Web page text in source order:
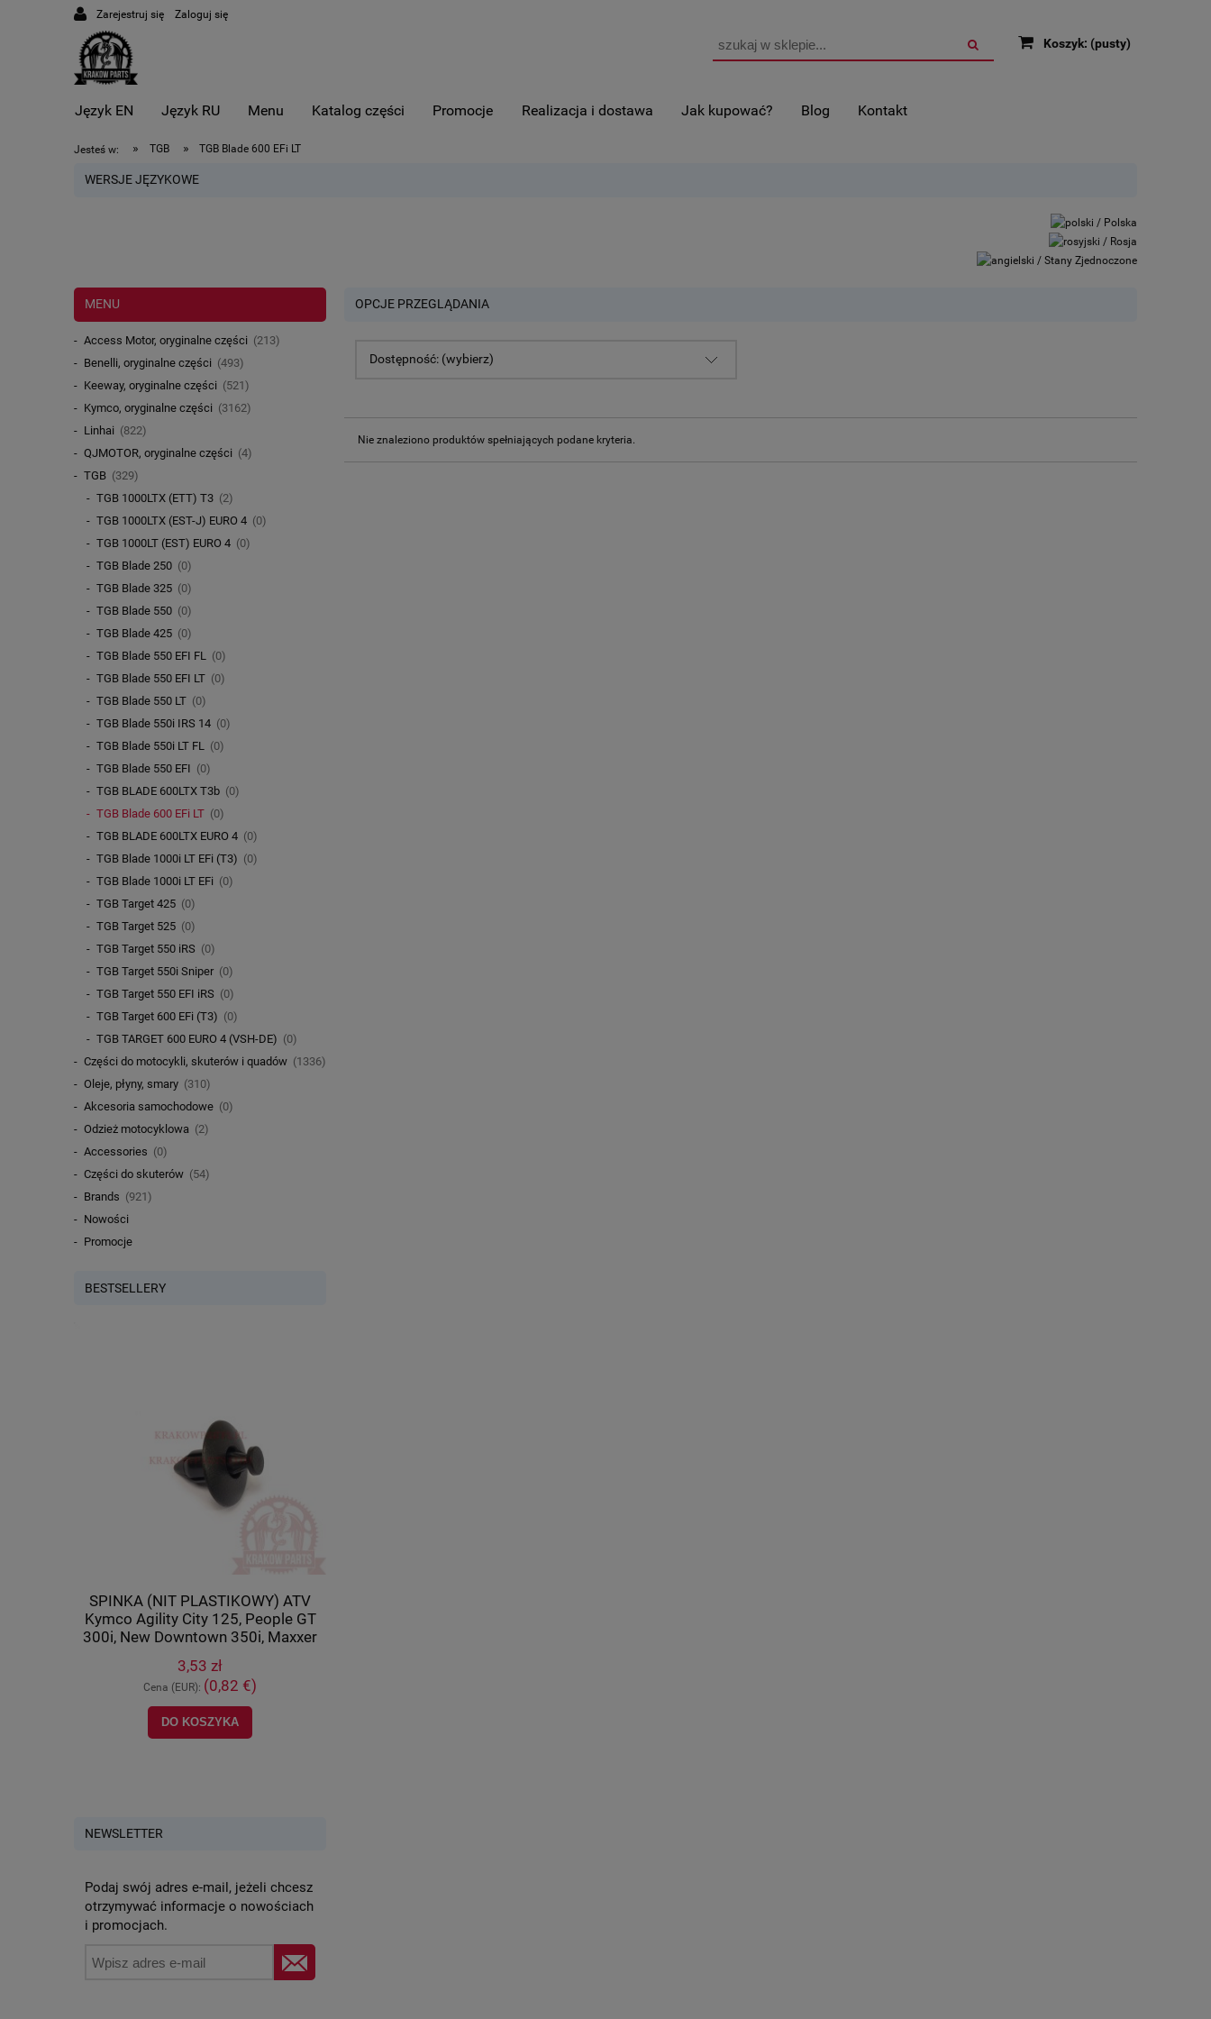
Zarejestruj się Zaloguj się
Koszyk: (pusty)
Język EN Język RU Menu Katalog części Promocje Realizacja i dostawa Jak kupować? Blog Kontakt
Jesteś w: » TGB » TGB Blade 600 EFi LT
WERSJE JĘZYKOWE
MENU
Access Motor, oryginalne części (213)
Benelli, oryginalne części (493)
Keeway, oryginalne części (521)
Kymco, oryginalne części (3162)
Linhai (822)
QJMOTOR, oryginalne części (4)
TGB (329)
TGB 1000LTX (ETT) T3 (2)
TGB 1000LTX (EST-J) EURO 4 (0)
TGB 1000LT (EST) EURO 4 (0)
TGB Blade 250 (0)
TGB Blade 325 (0)
TGB Blade 550 (0)
TGB Blade 425 (0)
TGB Blade 550 EFI FL (0)
TGB Blade 550 EFI LT (0)
TGB Blade 550 LT (0)
TGB Blade 550i IRS 14 (0)
TGB Blade 550i LT FL (0)
TGB Blade 550 EFI (0)
TGB BLADE 600LTX T3b (0)
TGB Blade 600 EFi LT (0)
TGB BLADE 600LTX EURO 4 (0)
TGB Blade 1000i LT EFi (T3) (0)
TGB Blade 1000i LT EFi (0)
TGB Target 425 (0)
TGB Target 525 (0)
TGB Target 550 iRS (0)
TGB Target 550i Sniper (0)
TGB Target 550 EFI iRS (0)
TGB Target 600 EFi (T3) (0)
TGB TARGET 600 EURO 4 (VSH-DE) (0)
Części do motocykli, skuterów i quadów (1336)
Oleje, płyny, smary (310)
Akcesoria samochodowe (0)
Odzież motocyklowa (2)
Accessories (0)
Części do skuterów (54)
Brands (921)
Nowości
Promocje
BESTSELLERY
SPINKA (NIT PLASTIKOWY) ATV
Kymco Agility City 125, People GT
300i, New Downtown 350i, Maxxer
90652-LCA4-E00
3,53 zł
Cena (EUR): (0,82 €)
DO KOSZYKA
NEWSLETTER
Podaj swój adres e-mail, jeżeli chcesz
otrzymywać informacje o nowościach
i promocjach.
OPCJE PRZEGLĄDANIA
Dostępność: (wybierz)
Nie znaleziono produktów spełniających podane kryteria.